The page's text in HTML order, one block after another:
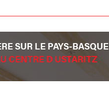
SUR LE PAYS-BASQUE
CENTRE D USTARITZ